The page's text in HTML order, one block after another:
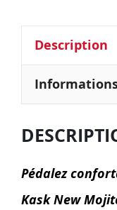
Description
Pédalez
Kask New